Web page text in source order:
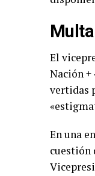
Multa
El
Nación
vertidas
En una
cuestión